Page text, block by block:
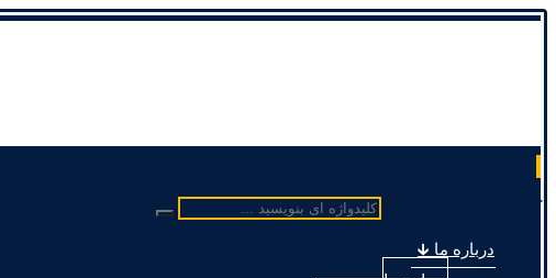
کلیدواژه ای بنویسید ...
درباره ما 🡳